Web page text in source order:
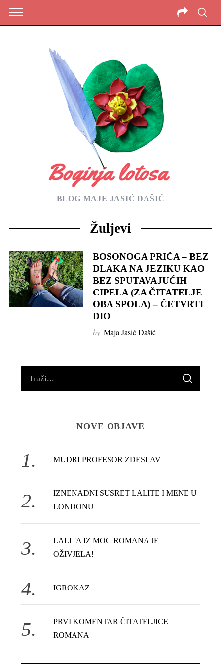
BLOG MAJE JASIĆ DAŠIĆ
Žuljevi
BOSONOGA PRIČA – BEZ
DLAKA NA JEZIKU KAO
BEZ SPUTAVAJUĆIH
CIPELA (ZA ČITATELJE
OBA SPOLA) – ČETVRTI
DIO
by Maja Jasić Dašić
o
S
A
C
NOVE OBJAVE
MUDRI PROFESOR ZDESLAV
IZNENADNI SUSRET LALITE I MENE U
LONDONU
LALITA IZ MOG ROMANA JE
OŽIVJELA!
IGROKAZ
PRVI KOMENTAR ČITATELJICE
ROMANA